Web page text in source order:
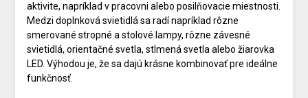
aktivite, napríklad v pracovni alebo posilňovacie miestnosti.
Medzi doplnková svietidlá sa radí napríklad rôzne
smerované stropné a stolové lampy, rôzne závesné
svietidlá, orientačné svetla, stlmená svetla alebo žiarovka
LED. Výhodou je, že sa dajú krásne kombinovať pre ideálne
funkčnosť.